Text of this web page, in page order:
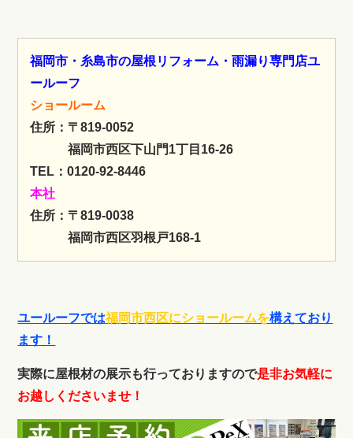
福岡市・糸島市の屋根リフォーム・雨漏り専門店ユ
ールーフ
ショールーム
住所：〒819-0052
福岡市西区下山門1丁目16-26
TEL：0120-92-8446
本社
住所：〒819-0038
福岡市西区羽根戸168-1
ユールーフでは福岡市西区にショールームを構えており
ます！
実際に屋根材の展示も行っておりますので是非お気軽に
お越しくださいませ！